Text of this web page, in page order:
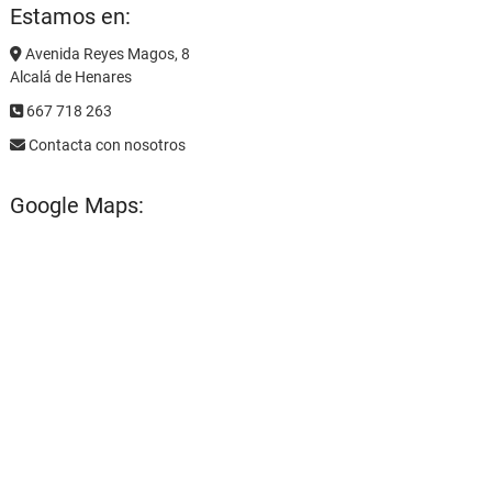
Estamos en:
Avenida Reyes Magos, 8
Alcalá de Henares
667 718 263
Contacta con nosotros
Google Maps: